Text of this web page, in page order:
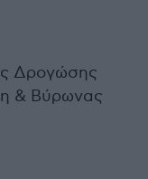
Δρογώσης
& Βύρωνας